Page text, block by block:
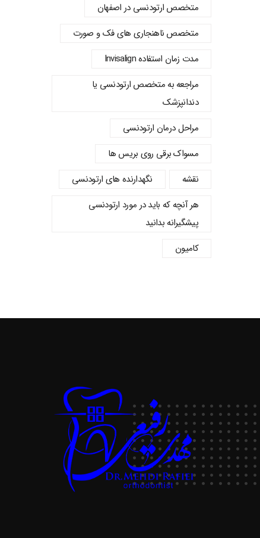
متخصص ارتودنسی در اصفهان
متخصص ناهنجاری های فک و صورت
مدت زمان استفاده Invisalign
مراجعه به متخصص ارتودنسی یا
دندانپزشک
مراحل درمان ارتودنسی
مسواک برقی روی بریس ها
نقشه
نگهدارنده های ارتودنسی
هر آنچه که باید در مورد ارتودنسی
پیشگیرانه بدانید
کامیون